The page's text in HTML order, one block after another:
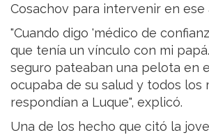
Cosachov para intervenir en ese
"Cuando digo 'médico de
que tenía un vínculo con mi
seguro pateaban una pelota en
ocupaba de su salud y todos los
respondían a Luque", explicó.
Una de los hecho que citó la